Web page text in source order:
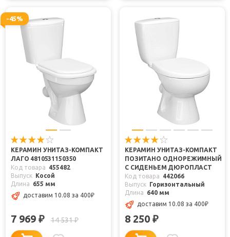
-45%
КЕРАМИН УНИТАЗ-КОМПАКТ
ЛАГО 4810531150350
Код товара
455482
Выпуск Косой
Длина
655 мм
доставим 10.08 за 400₽
7 969 ₽ 14 531₽
КЕРАМИН УНИТАЗ-КОМПАКТ
ПОЗИТАНО ОДНОРЕЖИМНЫЙ
С СИДЕНЬЕМ ДЮРОПЛАСТ
Код товара
442066
Выпуск Горизонтальный
Длина
640 мм
доставим 10.08 за 400₽
8 250 ₽